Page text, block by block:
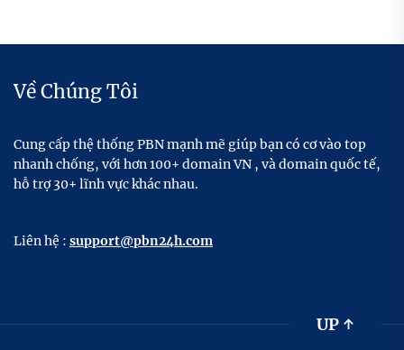
Về Chúng Tôi
Cung cấp thệ thống PBN mạnh mẽ giúp bạn có cơ vào top
nhanh chống, với hơn 100+ domain VN , và domain quốc tế,
hỗ trợ 30+ lĩnh vực khác nhau.
Liên hệ : support@pbn24h.com
UP ↑